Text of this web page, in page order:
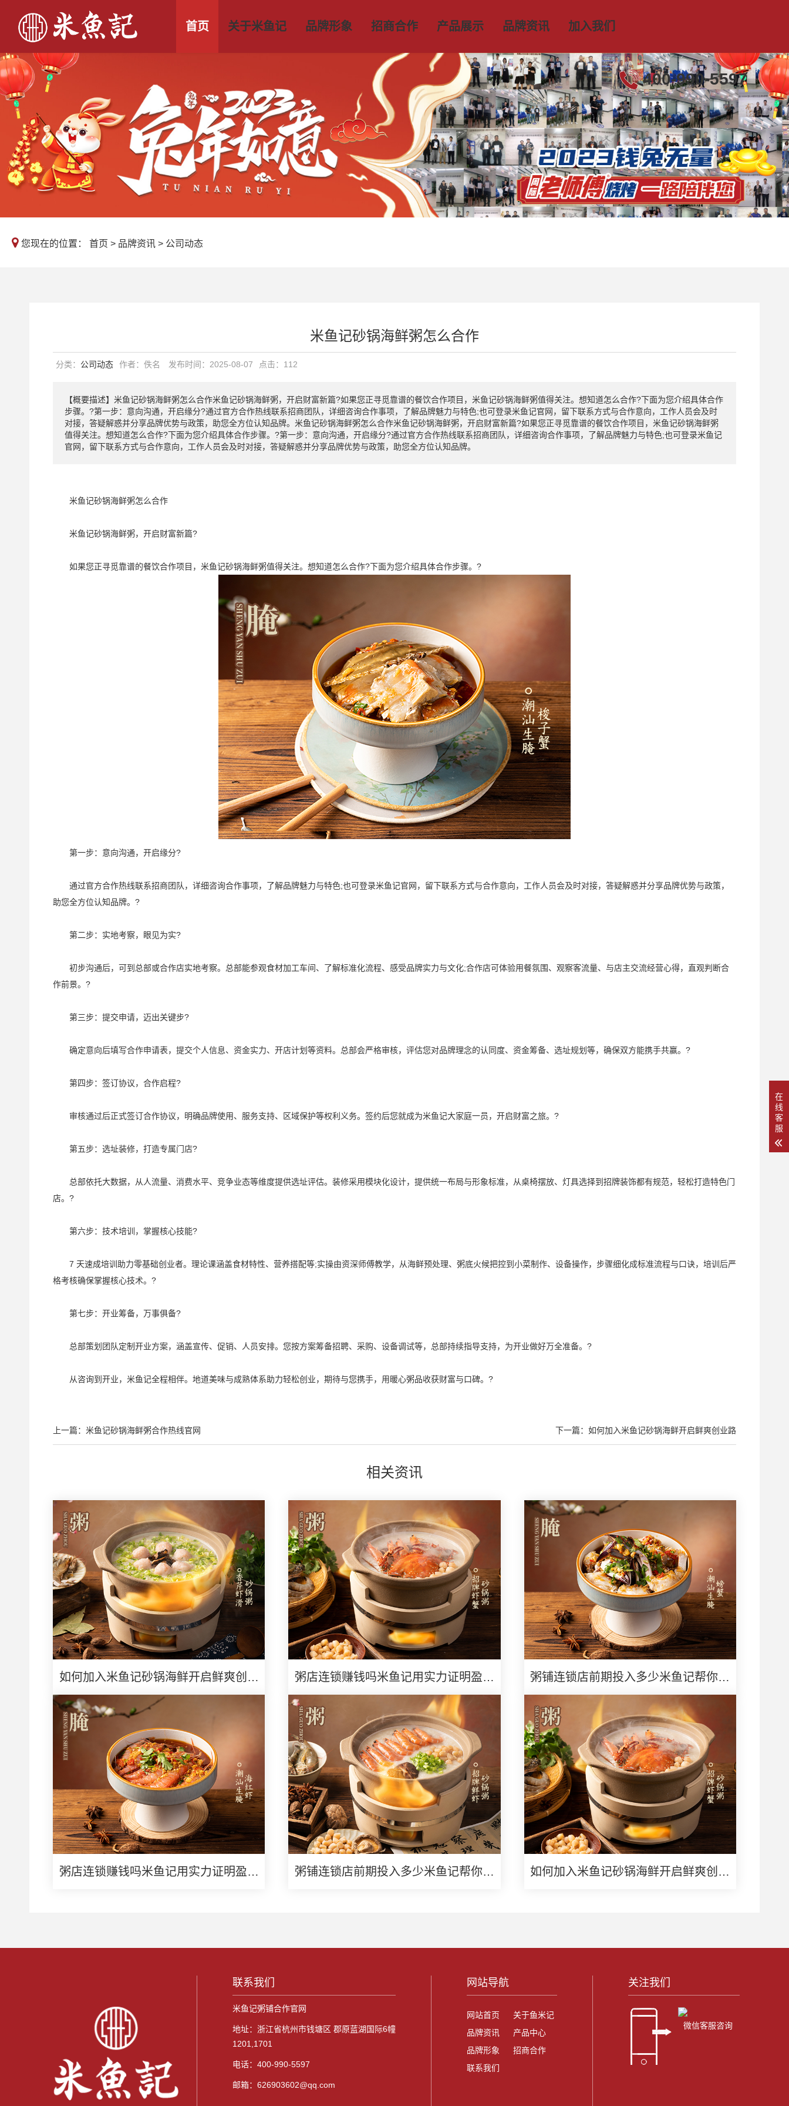
首页 关于米鱼记 品牌形象 招商合作 产品展示 品牌资讯 加入我们
400-990-5597
您现在的位置： 首页 > 品牌资讯 > 公司动态
米鱼记砂锅海鲜粥怎么合作
分类： 公司动态 作者：佚名 发布时间：2025-08-07 点击： 112
【概要描述】 米鱼记砂锅海鲜粥怎么合作米鱼记砂锅海鲜粥，开启财富新篇?如果您正寻觅靠谱的餐饮合作项目，米鱼记砂锅海鲜粥值得关注。想知道怎么合作?下面为您介绍具体合作
步骤。?第一步：意向沟通，开启缘分?通过官方合作热线联系招商团队，详细咨询合作事项，了解品牌魅力与特色;也可登录米鱼记官网，留下联系方式与合作意向，工作人员会及时
对接，答疑解惑并分享品牌优势与政策，助您全方位认知品牌。米鱼记砂锅海鲜粥怎么合作米鱼记砂锅海鲜粥，开启财富新篇?如果您正寻觅靠谱的餐饮合作项目，米鱼记砂锅海鲜粥
值得关注。想知道怎么合作?下面为您介绍具体合作步骤。?第一步：意向沟通，开启缘分?通过官方合作热线联系招商团队，详细咨询合作事项，了解品牌魅力与特色;也可登录米鱼记
官网，留下联系方式与合作意向，工作人员会及时对接，答疑解惑并分享品牌优势与政策，助您全方位认知品牌。
米鱼记砂锅海鲜粥怎么合作
米鱼记砂锅海鲜粥，开启财富新篇?
如果您正寻觅靠谱的餐饮合作项目，米鱼记砂锅海鲜粥值得关注。想知道怎么合作?下面为您介绍具体合作步骤。?
第一步：意向沟通，开启缘分?
通过官方合作热线联系招商团队，详细咨询合作事项，了解品牌魅力与特色;也可登录米鱼记官网，留下联系方式与合作意向，工作人员会及时对接，答疑解惑并分享品牌优势与政策，
助您全方位认知品牌。?
第二步：实地考察，眼见为实?
初步沟通后，可到总部或合作店实地考察。总部能参观食材加工车间、了解标准化流程、感受品牌实力与文化;合作店可体验用餐氛围、观察客流量、与店主交流经营心得，直观判断合
作前景。?
第三步：提交申请，迈出关键步?
确定意向后填写合作申请表，提交个人信息、资金实力、开店计划等资料。总部会严格审核，评估您对品牌理念的认同度、资金筹备、选址规划等，确保双方能携手共赢。?
第四步：签订协议，合作启程?
审核通过后正式签订合作协议，明确品牌使用、服务支持、区域保护等权利义务。签约后您就成为米鱼记大家庭一员，开启财富之旅。?
第五步：选址装修，打造专属门店?
总部依托大数据，从人流量、消费水平、竞争业态等维度提供选址评估。装修采用模块化设计，提供统一布局与形象标准，从桌椅摆放、灯具选择到招牌装饰都有规范，轻松打造特色门
店。?
第六步：技术培训，掌握核心技能?
7 天速成培训助力零基础创业者。理论课涵盖食材特性、营养搭配等;实操由资深师傅教学，从海鲜预处理、粥底火候把控到小菜制作、设备操作，步骤细化成标准流程与口诀，培训后严
格考核确保掌握核心技术。?
第七步：开业筹备，万事俱备?
总部策划团队定制开业方案，涵盖宣传、促销、人员安排。您按方案筹备招聘、采购、设备调试等，总部持续指导支持，为开业做好万全准备。?
从咨询到开业，米鱼记全程相伴。地道美味与成熟体系助力轻松创业，期待与您携手，用暖心粥品收获财富与口碑。?
上一篇：米鱼记砂锅海鲜粥合作热线官网 下一篇：如何加入米鱼记砂锅海鲜开启鲜爽创业路
相关资讯
如何加入米鱼记砂锅海鲜开启鲜爽创业 粥店连锁赚钱吗米鱼记用实力证明盈利
潜力
粥铺连锁店前期投入多少米鱼记帮你算
清创业账
粥店连锁赚钱吗米鱼记用实力证明盈利 粥铺连锁店前期投入多少米鱼记帮你算 如何加入米鱼记砂锅海鲜开启鲜爽创业
联系我们
米鱼记粥铺合作官网
地址：浙江省杭州市钱塘区 郡原蓝湖国际6幢
1201,1701
电话：400-990-5597
邮箱：626903602@qq.com
网站导航
网站首页
关于鱼米记
品牌资讯
产品中心
品牌形象
招商合作
联系我们
关注我们
微信客服咨询
在
线
客
服